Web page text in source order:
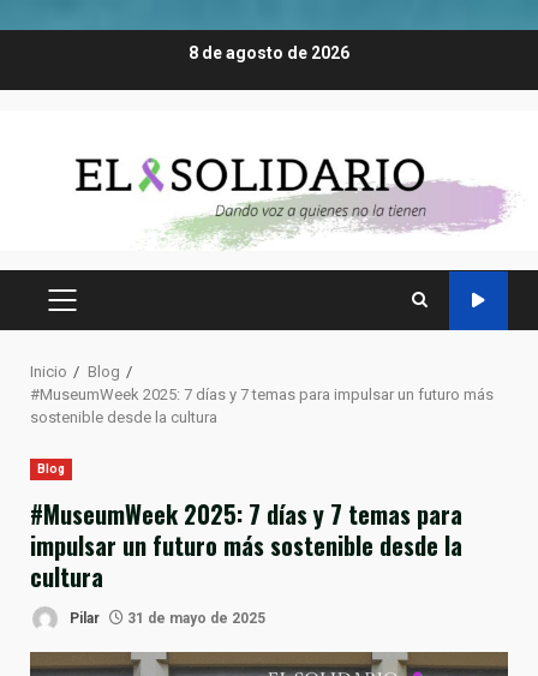
8 de agosto de 2026
MENÚ
Inicio
Blog
#MuseumWeek 2025: 7 días y 7 temas para impulsar un futuro más
sostenible desde la cultura
Blog
#MuseumWeek 2025: 7 días y 7 temas para
impulsar un futuro más sostenible desde la
cultura
Pilar 31 de mayo de 2025